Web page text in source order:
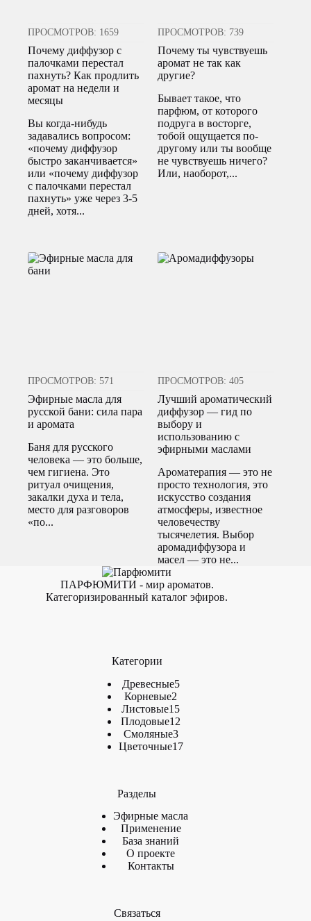
ПРОСМОТРОВ: 1659
Почему диффузор с
палочками перестал
пахнуть? Как продлить
аромат на недели и
месяцы
Вы когда-нибудь
задавались вопросом:
«почему диффузор
быстро заканчивается»
или «почему диффузор
с палочками перестал
пахнуть» уже через 3-5
дней, хотя...
ПРОСМОТРОВ: 739
Почему ты чувствуешь
аромат не так как
другие?
Бывает такое, что
парфюм, от которого
подруга в восторге,
тобой ощущается по-
другому или ты вообще
не чувствуешь ничего?
Или, наоборот,...
ПРОСМОТРОВ: 571
Эфирные масла для
русской бани: сила пара
и аромата
Баня для русского
человека — это больше,
чем гигиена. Это
ритуал очищения,
закалки духа и тела,
место для разговоров
«по...
ПРОСМОТРОВ: 405
Лучший ароматический
диффузор — гид по
выбору и
использованию с
эфирными маслами
Ароматерапия — это не
просто технология, это
искусство создания
атмосферы, известное
человечеству
тысячелетия. Выбор
аромадиффузора и
масел — это не...
ПАРФЮМИТИ - мир ароматов.
Категоризированный каталог эфиров.
Категории
Древесные55
Корневые2
товара
Листовые1515
товаров
Плодовые12
Смоляные33
товара
Цветочные1717
Разделы
Эфирные масла
Применение
База знаний
О проекте
Контакты
Связаться